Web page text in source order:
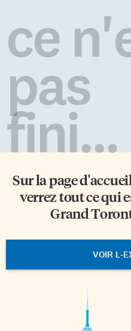
ce
pas
fini...
Sur la page
verrez tout ce qui
Grand
VOIR L-